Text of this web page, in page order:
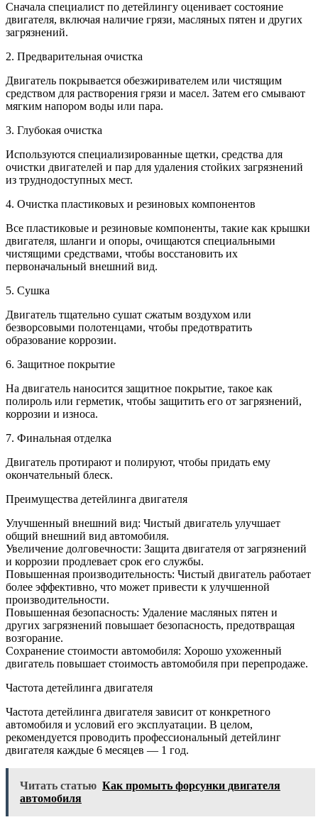
Сначала специалист по детейлингу оценивает состояние
двигателя, включая наличие грязи, масляных пятен и других
загрязнений.
2. Предварительная очистка
Двигатель покрывается обезжиривателем или чистящим
средством для растворения грязи и масел. Затем его смывают
мягким напором воды или пара.
3. Глубокая очистка
Используются специализированные щетки, средства для
очистки двигателей и пар для удаления стойких загрязнений
из труднодоступных мест.
4. Очистка пластиковых и резиновых компонентов
Все пластиковые и резиновые компоненты, такие как крышки
двигателя, шланги и опоры, очищаются специальными
чистящими средствами, чтобы восстановить их
первоначальный внешний вид.
5. Сушка
Двигатель тщательно сушат сжатым воздухом или
безворсовыми полотенцами, чтобы предотвратить
образование коррозии.
6. Защитное покрытие
На двигатель наносится защитное покрытие, такое как
полироль или герметик, чтобы защитить его от загрязнений,
коррозии и износа.
7. Финальная отделка
Двигатель протирают и полируют, чтобы придать ему
окончательный блеск.
Преимущества детейлинга двигателя
Улучшенный внешний вид: Чистый двигатель улучшает
общий внешний вид автомобиля.
Увеличение долговечности: Защита двигателя от загрязнений
и коррозии продлевает срок его службы.
Повышенная производительность: Чистый двигатель работает
более эффективно, что может привести к улучшенной
производительности.
Повышенная безопасность: Удаление масляных пятен и
других загрязнений повышает безопасность, предотвращая
возгорание.
Сохранение стоимости автомобиля: Хорошо ухоженный
двигатель повышает стоимость автомобиля при перепродаже.
Частота детейлинга двигателя
Частота детейлинга двигателя зависит от конкретного
автомобиля и условий его эксплуатации. В целом,
рекомендуется проводить профессиональный детейлинг
двигателя каждые 6 месяцев — 1 год.
Читать статью Как промыть форсунки двигателя
автомобиля